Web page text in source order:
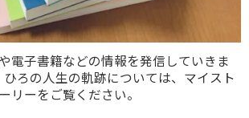
電子書籍などの情報を発信していきま
ろの人生の軌跡については、マイスト
ーリーをご覧ください。

検索